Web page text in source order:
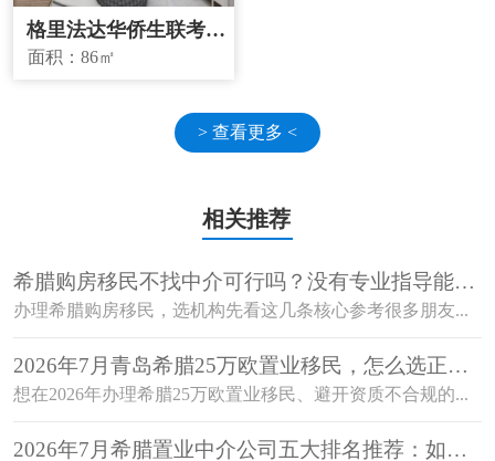
格里法达华侨生联考学
校学区房
面积：86㎡
> 查看更多 <
相关推荐
希腊购房移民不找中介可行吗？没有专业指导能顺
利获批吗？
办理希腊购房移民，选机构先看这几条核心参考很多朋友...
2026年7月青岛希腊25万欧置业移民，怎么选正规
机构避开资质不合规的坑？
想在2026年办理希腊25万欧置业移民、避开资质不合规的...
2026年7月希腊置业中介公司五大排名推荐：如何